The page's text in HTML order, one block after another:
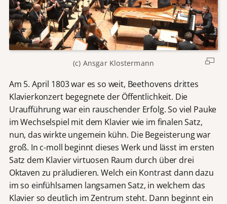
(c) Ansgar Klostermann
Am 5. April 1803 war es so weit, Beethovens drittes
Klavierkonzert begegnete der Öffentlichkeit. Die
Uraufführung war ein rauschender Erfolg. So viel Pauke
im Wechselspiel mit dem Klavier wie im finalen Satz,
nun, das wirkte ungemein kühn. Die Begeisterung war
groß. In c-moll beginnt dieses Werk und lässt im ersten
Satz dem Klavier virtuosen Raum durch über drei
Oktaven zu präludieren. Welch ein Kontrast dann dazu
im so einfühlsamen langsamen Satz, in welchem das
Klavier so deutlich im Zentrum steht. Dann beginnt ein